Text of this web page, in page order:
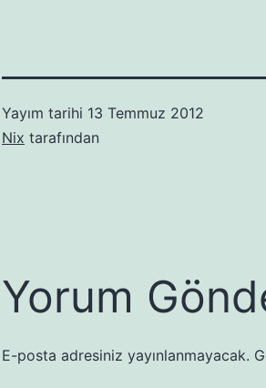
Yayım tarihi 13 Temmuz 2012
Nix tarafından
Yorum
E-posta adresiniz yayınlanmayacak.